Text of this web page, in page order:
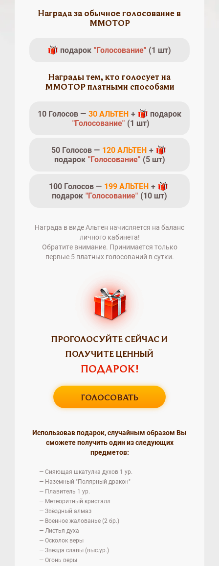
Награда за обычное голосование в
MMOTOP
подарок "Голосование" (1 шт)
Награды тем, кто голосует на
MMOTOP платными способами
10 Голосов — 30 АЛЬТЕН +
подарок
"Голосование" (1 шт)
50 Голосов — 120 АЛЬТЕН +
подарок "Голосование" (5 шт)
100 Голосов — 199 АЛЬТЕН +
подарок "Голосование" (10 шт)
Награда в виде Альтен начисляется на баланс
личного кабинета!
Обратите внимание. Принимается только
первые 5 платных голосований в сутки.
ПРОГОЛОСУЙТЕ СЕЙЧАС И
ПОЛУЧИТЕ ЦЕННЫЙ
ПОДАРОК!
ГОЛОСОВАТЬ
Использовав подарок, случайным образом Вы
сможете получить один из следующих
предметов:
— Сияющая шкатулка духов 1 ур.
— Наземный "Полярный дракон"
— Плавитель 1 ур.
— Метеоритный кристалл
— Звёздный алмаз
— Военное жалованье (2 бр.)
— Листья духа
— Осколок веры
— Звезда славы (выс.ур.)
— Огонь веры